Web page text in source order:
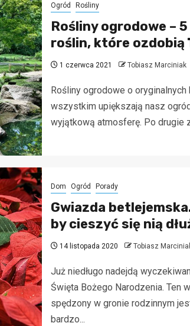
Ogród Rośliny
Rośliny ogrodowe –
roślin, które ozdobią
1 czerwca 2021 Tobiasz Marciniak
Rośliny ogrodowe o
wszystkim upiększają nasz
wyjątkową atmosferę. Po drugie
Dom Ogród Porady
Gwiazda
by cieszyć się nią
14 listopada 2020 Tobiasz
Już niedługo nadejdą
Święta Bożego Narodzenia. Ten
spędzony w gronie rodzinnym
bardzo...